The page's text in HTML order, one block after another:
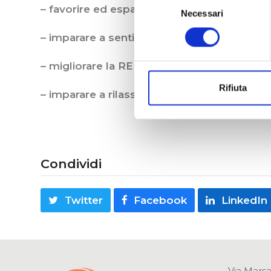
del
Necessari
Rifiuta
– favorire ed espandere la RESPIRAZIONE
– imparare a sentire e ad esprimere le
– migliorare la RELAZIONE con sé stessi e
– imparare a rilassare il corpo e la mente
Condividi
Twitter Facebook LinkedIn